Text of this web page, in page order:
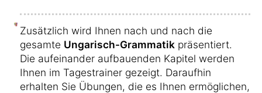
Zusätzlich wird Ihnen nach und nach die
gesamte Ungarisch-Grammatik präsentiert.
Die aufeinander aufbauenden Kapitel werden
Ihnen im Tagestrainer gezeigt. Daraufhin
erhalten Sie Übungen, die es Ihnen ermöglichen,